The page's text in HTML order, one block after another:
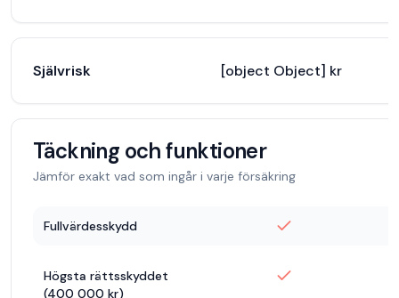
Självrisk [object Object] kr
Täckning och funktioner
Jämför exakt vad som ingår i varje försäkring
Fullvärdesskydd
Högsta rättsskyddet
(400 000 kr)